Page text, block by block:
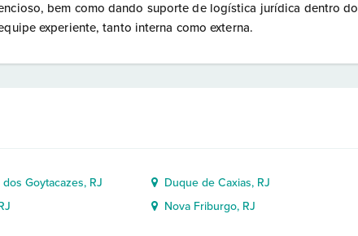
bem como dando suporte de logística jurídica dentro do
experiente, tanto interna como externa.
Goytacazes, RJ
Duque de Caxias, RJ
Nova Friburgo, RJ